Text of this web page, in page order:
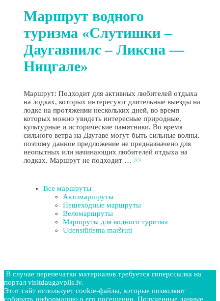
Маршрут водного
туризма «Слутишки –
Даугавпилс – Ликсна —
Ницгале»
Маршрут: Подходит для активных любителей отдыха
на лодках, которых интересуют длительные выезды на
лодке на протяжении нескольких дней, во время
которых можно увидеть интересные природные,
культурные и исторические памятники. Во время
сильного ветра на Даугаве могут быть сильные волны,
поэтому данное предложение не предназначено для
неопытных или начинающих любителей отдыха на
лодках. Маршрут не подходит … >>
Все маршруты
Автомаршруты
Пешеходные маршруты
Веломаршруты
Маршруты для водного туризма
Ūdenstūrisma maršruti
В случае перепечатки материалов требуется гиперссылка на
портал visitdaugavpils.lv.
Этот сайт использует cookie-файлы, которые позволяют
собирать информацию о его посещении. Полученные данные